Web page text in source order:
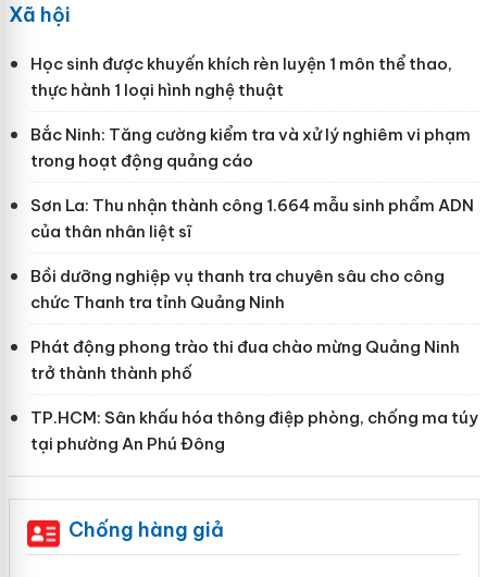
Xã hội
Học sinh được khuyến khích rèn luyện 1 môn thể thao,
thực hành 1 loại hình nghệ thuật
Bắc Ninh: Tăng cường kiểm tra và xử lý nghiêm vi phạm
trong hoạt động quảng cáo
Sơn La: Thu nhận thành công 1.664 mẫu sinh phẩm ADN
của thân nhân liệt sĩ
Bồi dưỡng nghiệp vụ thanh tra chuyên sâu cho công
chức Thanh tra tỉnh Quảng Ninh
Phát động phong trào thi đua chào mừng Quảng Ninh
trở thành thành phố
TP.HCM: Sân khấu hóa thông điệp phòng, chống ma túy
tại phường An Phú Đông
Chống hàng giả